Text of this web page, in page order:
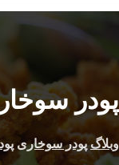
پودر
وبلاگ پودر سوخاری